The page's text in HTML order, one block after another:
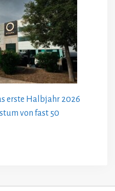
erste Halbjahr 2026
von fast 50